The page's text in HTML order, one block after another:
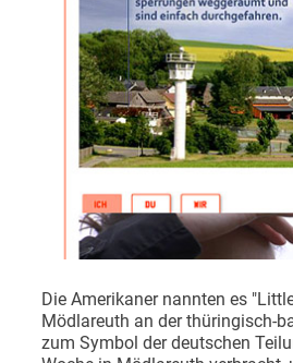
Die Amerikaner nannten es
Mödlareuth an der thüringisch-
zum Symbol der deutschen